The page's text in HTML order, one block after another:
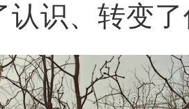
认识、转变